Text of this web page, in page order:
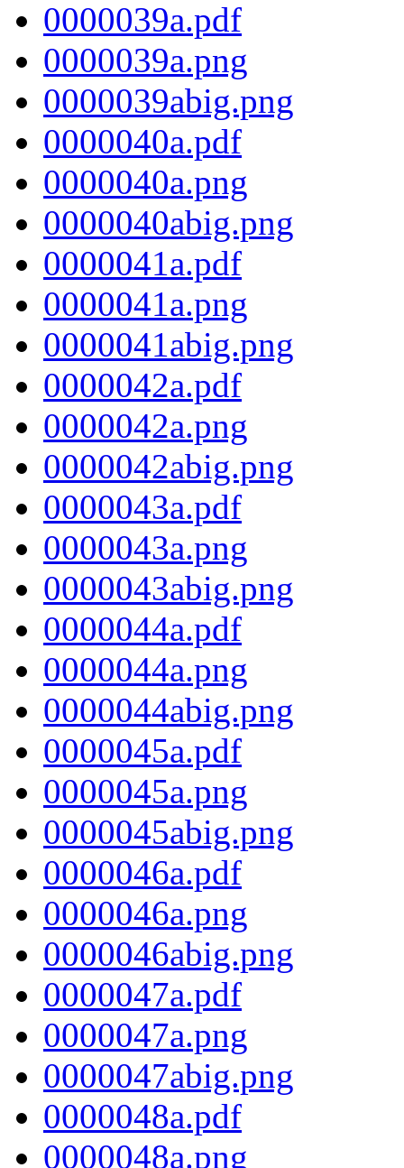
0000039a.pdf
0000039a.png
0000039abig.png
0000040a.pdf
0000040a.png
0000040abig.png
0000041a.pdf
0000041a.png
0000041abig.png
0000042a.pdf
0000042a.png
0000042abig.png
0000043a.pdf
0000043a.png
0000043abig.png
0000044a.pdf
0000044a.png
0000044abig.png
0000045a.pdf
0000045a.png
0000045abig.png
0000046a.pdf
0000046a.png
0000046abig.png
0000047a.pdf
0000047a.png
0000047abig.png
0000048a.pdf
0000048a.png